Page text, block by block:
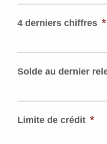
4 derniers chiffres *
Solde au dernier
Limite de crédit *